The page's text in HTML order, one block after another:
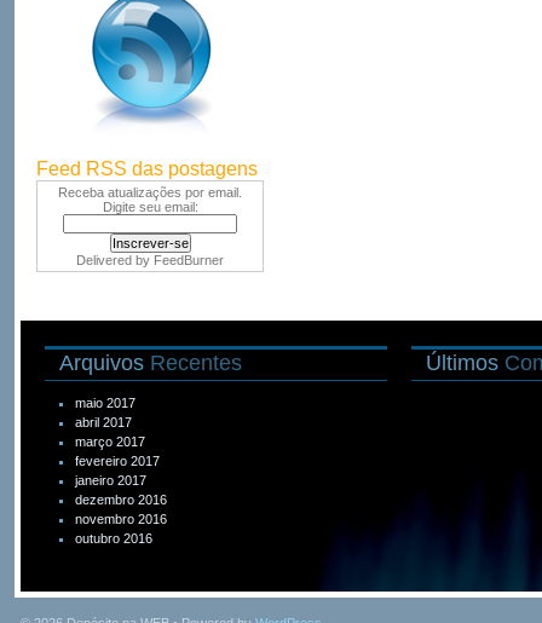
Feed RSS das postagens
Receba atualizações por email.
Digite seu email:
Delivered by FeedBurner
Arquivos Recentes
maio 2017
abril 2017
março 2017
fevereiro 2017
janeiro 2017
dezembro 2016
novembro 2016
outubro 2016
Últimos